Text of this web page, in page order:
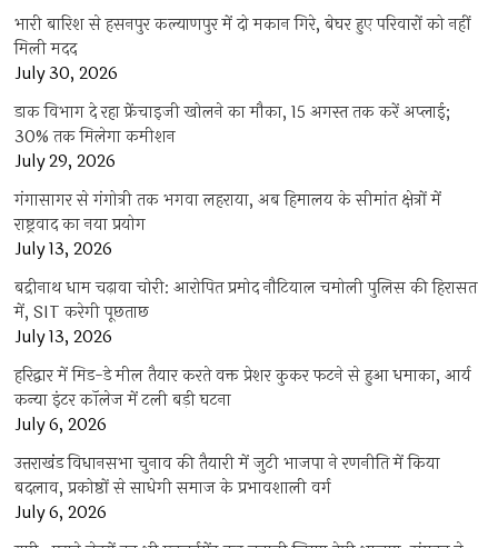
भारी बारिश से हसनपुर कल्याणपुर में दो मकान गिरे, बेघर हुए परिवारों को नहीं
मिली मदद
July 30, 2026
डाक विभाग दे रहा फ्रेंचाइजी खोलने का मौका, 15 अगस्त तक करें अप्लाई;
30% तक मिलेगा कमीशन
July 29, 2026
गंगासागर से गंगोत्री तक भगवा लहराया, अब हिमालय के सीमांत क्षेत्रों में
राष्ट्रवाद का नया प्रयोग
July 13, 2026
बद्रीनाथ धाम चढ़ावा चोरी: आरोपित प्रमोद नौटियाल चमोली पुलिस की हिरासत
में, SIT करेगी पूछताछ
July 13, 2026
हरिद्वार में मिड-डे मील तैयार करते वक्त प्रेशर कुकर फटने से हुआ धमाका, आर्य
कन्या इंटर कॉलेज में टली बड़ी घटना
July 6, 2026
उत्तराखंंड विधानसभा चुनाव की तैयारी में जुटी भाजपा ने रणनीति में किया
बदलाव, प्रकोष्ठों से साधेगी समाज के प्रभावशाली वर्ग
July 6, 2026